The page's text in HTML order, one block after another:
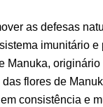
as defesas
imunitário
Manuka,
flores de
consistência e